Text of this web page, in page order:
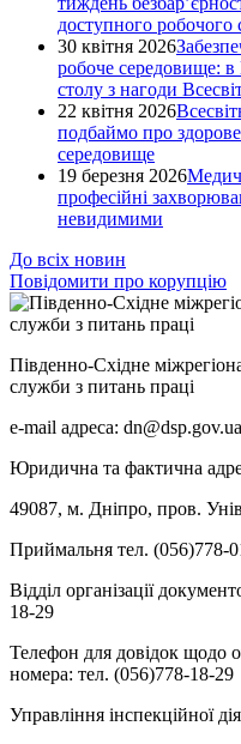
доступного робочого
30 квітня 2026
робоче середовище: в
столу з нагоди
22 квітня 2026
подбаймо про
середовище
19 березня 2026
професійні
невидимими
До всіх новин
Повідомити про корупцію
Південно-Східне
служби з питань праці
e-mail адреса: dn@dsp.gov.ua
Юридична та фактична
49087, м. Дніпро, пров.
Приймальня тел. (056)778-
Відділ організації
18-29
Телефон для довідок щодо
номера: тел. (056)778-18-29
Управління інспекційної